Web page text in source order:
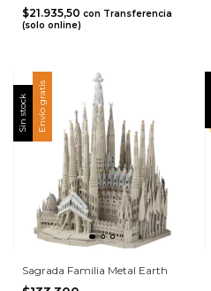
$21.935,50 con Transferencia
(solo online)
Sin stock Envío gratis
Sagrada Familia Metal Earth